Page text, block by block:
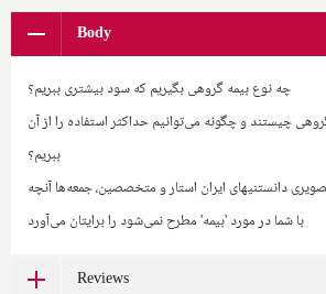
Body
چه نوع بیمه گروهی بگیریم که سود بیشتری ببریم؟
چیستند و چگونه می‌توانیم حداکثر استفاده را از آن
ببریم؟
دانستنیهای ایران استار و متخصصین، جمعه‌ها آنچه
با شما در مورد 'بیمه' مطرح نمی‌شود را برایتان می‌آورد
Reviews